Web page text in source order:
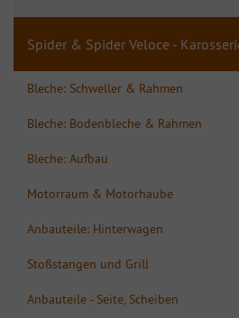
Spider & Spider Veloce -
Bleche: Schweller & Rahmen
Bleche: Bodenbleche & Rahmen
Bleche: Aufbau
Motorraum & Motorhaube
Anbauteile: Hinterwagen
Stoßstangen und Grill
Anbauteile - Seite, Scheiben